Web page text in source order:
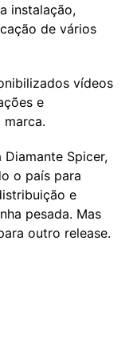
instalação,
de vários
vídeos
e
marca.
Spicer,
o país para
e
pesada. Mas
outro release.